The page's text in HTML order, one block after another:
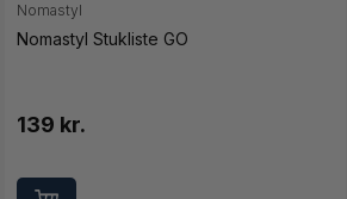
Nomastyl
Nomastyl Stukliste GO
139 kr.